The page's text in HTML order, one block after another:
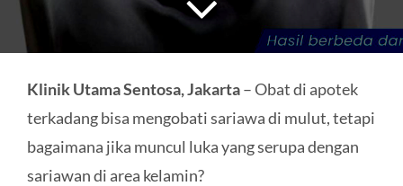
Klinik Utama Sentosa, Jakarta– Obat di apotek
terkadang bisa mengobati sariawa di mulut, tetapi
bagaimana jika muncul luka yang serupa dengan
sariawan di area kelamin?